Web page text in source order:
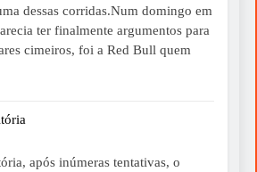
dessas corridas.Num domingo em
ter finalmente argumentos para
cimeiros, foi a Red Bull quem
após inúmeras tentativas, o